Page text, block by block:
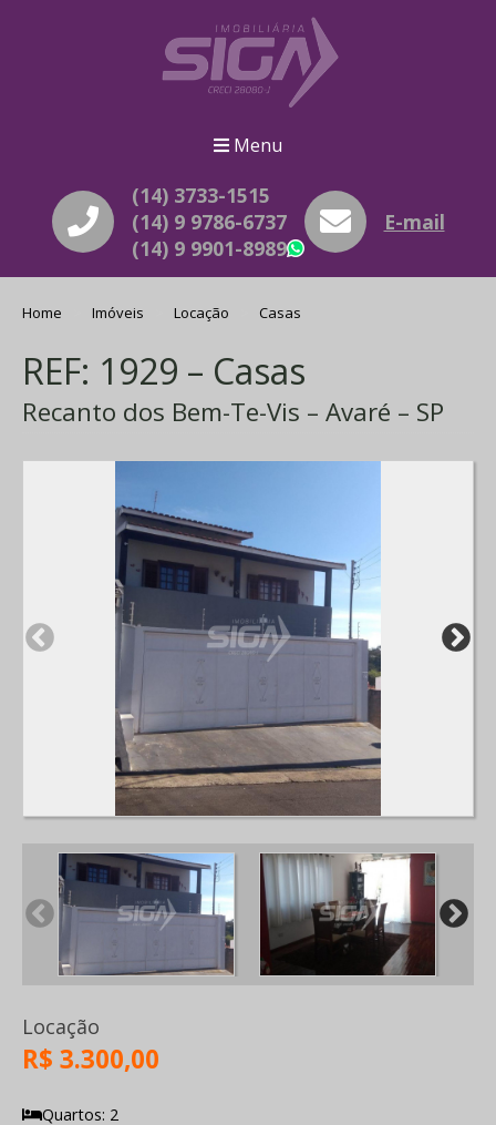
Menu
(14) 3733-1515
(14) 9 9786-6737
(14) 9 9901-8989
WhatsApp
E-mail
Home Imóveis Locação Casas
REF: 1929 – Casas
Recanto dos Bem-Te-Vis – Avaré – SP
Locação
R$ 3.300,00
Quartos: 2